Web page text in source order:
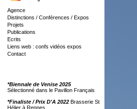
Agence
Distinctions / Conférences / Expos
Projets
Publications
Ecrits
Liens web : confs vidéos expos
Contact
*Biennale de Venise 2025
Sélectionné dans le Pavillon Français
*Finaliste / Prix D'A 2022 Brasserie St
Hélier à Rennes